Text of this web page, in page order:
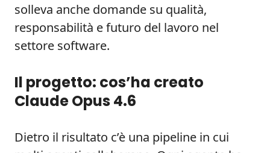
solleva anche domande su qualità,
responsabilità e futuro del lavoro nel
settore software.
Il progetto: cos’ha creato
Claude Opus 4.6
Dietro il risultato c’è una pipeline in cui